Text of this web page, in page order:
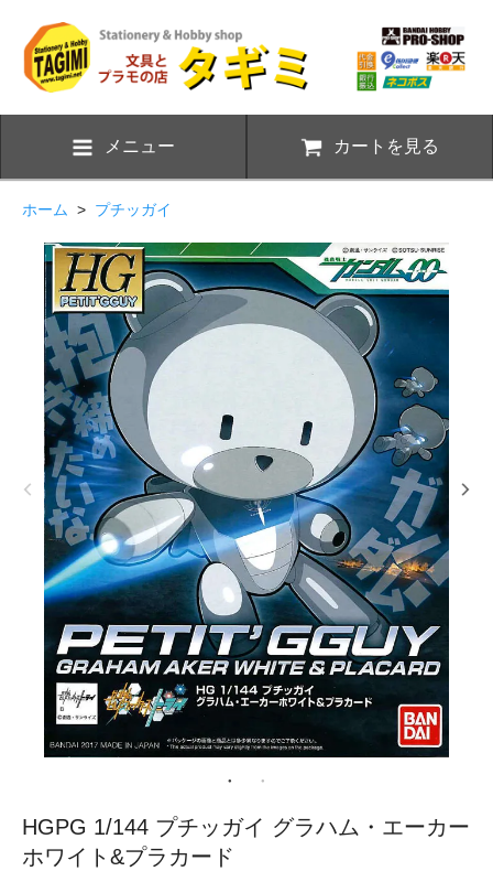
メニュー カートを見る
ホーム > プチッガイ
HGPG 1/144 プチッガイ グラハム・エーカー
ホワイト&プラカード